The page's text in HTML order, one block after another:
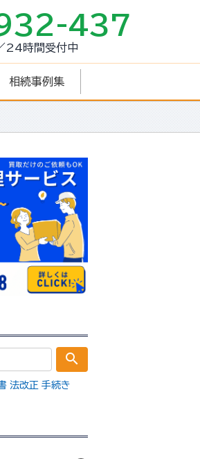
437
24時間受付中
相続事例集
search
法改正 手続き